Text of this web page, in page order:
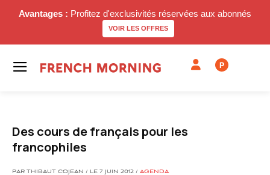
Avantages : Profitez d'exclusivités réservées aux abonnés
VOIR LES OFFRES
P
Des cours de français pour les
francophiles
PAR THIBAUT COJEAN / LE 7 JUIN 2012 / AGENDA